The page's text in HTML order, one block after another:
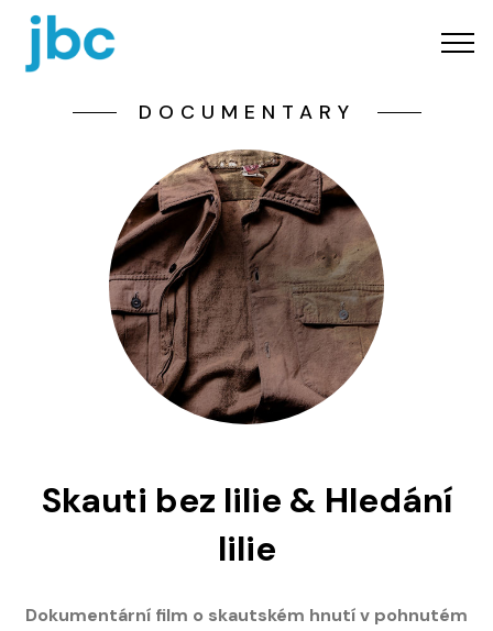
DOCUMENTARY
Skauti bez lilie & Hledání
lilie
Dokumentární film o skautském hnutí v pohnutém